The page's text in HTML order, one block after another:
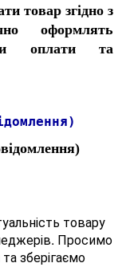
товар згідно з
оформлять
оплати та
товару
Просимо
зберігаємо